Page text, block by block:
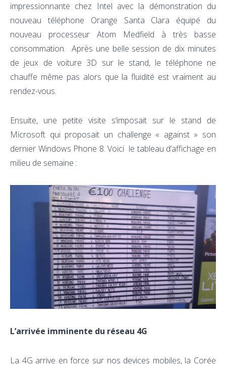
impressionnante chez Intel avec la démonstration du
nouveau téléphone Orange Santa Clara équipé du
nouveau processeur Atom Medfield à très basse
consommation. Après une belle session de dix minutes
de jeux de voiture 3D sur le stand, le téléphone ne
chauffe même pas alors que la fluidité est vraiment au
rendez-vous.
Ensuite, une petite visite s’imposait sur le stand de
Microsoft qui proposait un challenge « against » son
dernier Windows Phone 8. Voici le tableau d’affichage en
milieu de semaine :
L’arrivée imminente du réseau 4G
La 4G arrive en force sur nos devices mobiles, la Corée